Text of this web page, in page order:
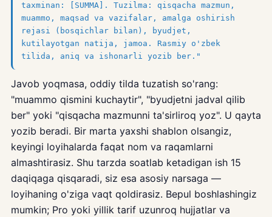
taxminan: [SUMMA]. Tuzilma: qisqacha mazmun,
muammo, maqsad va vazifalar, amalga oshirish
rejasi (bosqichlar bilan), byudjet,
kutilayotgan natija, jamoa. Rasmiy o'zbek
tilida, aniq va ishonarli yozib ber."
Javob yoqmasa, oddiy tilda tuzatish so'rang:
"muammo qismini kuchaytir", "byudjetni jadval qilib
ber" yoki "qisqacha mazmunni ta'sirliroq yoz". U qayta
yozib beradi. Bir marta yaxshi shablon olsangiz,
keyingi loyihalarda faqat nom va raqamlarni
almashtirasiz. Shu tarzda soatlab ketadigan ish 15
daqiqaga qisqaradi, siz esa asosiy narsaga —
loyihaning o'ziga vaqt qoldirasiz. Bepul boshlashingiz
mumkin; Pro yoki yillik tarif uzunroq hujjatlar va